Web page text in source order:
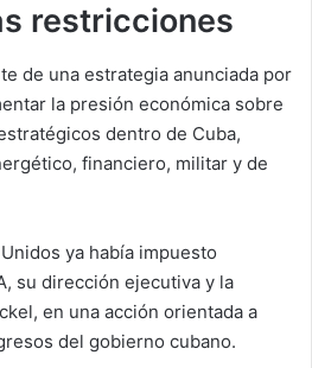
restricciones
de una estrategia anunciada por
la presión económica sobre
dentro de Cuba,
financiero, militar y de
ya había impuesto
su dirección ejecutiva y la
en una acción orientada a
del gobierno cubano.